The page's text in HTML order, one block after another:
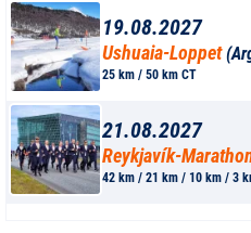
19.08.2027
Ushuaia-Loppet
25 km / 50 km CT
21.08.2027
Reykjavík-
42 km / 21 km / 10 km / 3